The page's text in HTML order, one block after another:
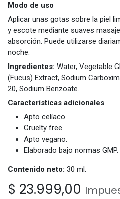
Modo de uso
Aplicar unas gotas sobre la piel
y escote mediante suaves
absorción. Puede utilizarse
noche.
Ingredientes: Water, Vegetable
(Fucus) Extract, Sodium
20, Sodium Benzoate.
Características adicionales
Apto celíaco.
Cruelty free.
Apto vegano.
Elaborado bajo normas GMP.
Contenido neto: 30 ml.
$ 23.999,00